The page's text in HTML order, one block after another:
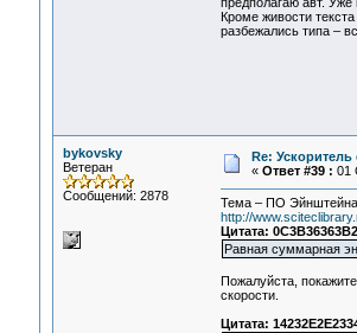
Кроме живости
разбежались типа –
bykovsky
Ветеран
Сообщений: 2878
Re:
« Ответ #39 : 01
Тема – ПО Эйнштейна
http://
Цитата:
Равная суммарная
Пожалуйста,
скорости.
Цитата: